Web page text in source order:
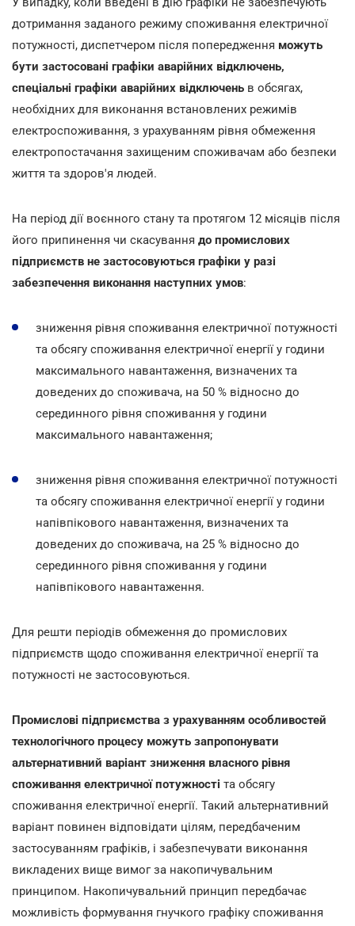
дотримання заданого режиму споживання електричної
потужності, диспетчером після попередження можуть
бути застосовані графіки аварійних відключень,
спеціальні графіки аварійних відключень в обсягах,
необхідних для виконання встановлених режимів
електроспоживання, з урахуванням рівня обмеження
електропостачання захищеним споживачам або безпеки
життя та здоров'я людей.
На період дії воєнного стану та протягом 12 місяців після
його припинення чи скасування до промислових
підприємств не застосовуються графіки у разі
забезпечення виконання наступних умов:
зниження рівня споживання електричної потужності
та обсягу споживання електричної енергії у години
максимального навантаження, визначених та
доведених до споживача, на 50 % відносно до
серединного рівня споживання у години
максимального навантаження;
зниження рівня споживання електричної потужності
та обсягу споживання електричної енергії у години
напівпікового навантаження, визначених та
доведених до споживача, на 25 % відносно до
серединного рівня споживання у години
напівпікового навантаження.
Для решти періодів обмеження до промислових
підприємств щодо споживання електричної енергії та
потужності не застосовуються.
Промислові підприємства з урахуванням особливостей
технологічного процесу можуть запропонувати
альтернативний варіант зниження власного рівня
споживання електричної потужності та обсягу
споживання електричної енергії. Такий альтернативний
варіант повинен відповідати цілям, передбаченим
застосуванням графіків, і забезпечувати виконання
викладених вище вимог за накопичувальним
принципом. Накопичувальний принцип передбачає
можливість формування гнучкого графіку споживання